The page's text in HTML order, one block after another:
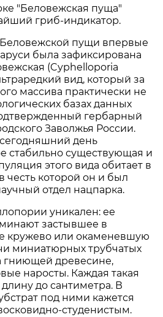
"Беловежская пуща"
гриб-индикатор.
пущи впервые
была зафиксирована
(Cyphelloporia
вид, который за
массива практически не
базах данных
гербарный
Заволжья России.
сегодняшний день
стабильно существующая и
этого вида обитает в
честь которой он и был
отдел нацпарка.
уникален: ее
застывшее в
кружево или окаменевшую
миниатюрных трубчатых
гниющей древесине,
наросты. Каждая такая
до сантиметра. В
под ними кажется
студенистым.